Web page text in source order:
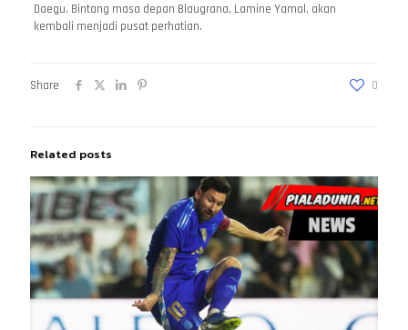
Daegu. Bintang masa depan Blaugrana, Lamine Yamal, akan
kembali menjadi pusat perhatian.
Share 0
Related posts